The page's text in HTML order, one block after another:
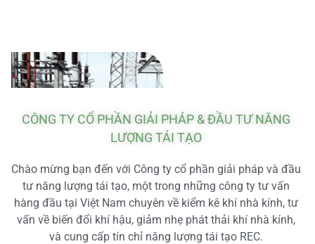
CÔNG TY CỔ PHẦN GIẢI PHÁP & ĐẦU TƯ NĂNG
LƯỢNG TÁI TẠO
Chào mừng bạn đến với Công ty cổ phần giải pháp và đầu
tư năng lượng tái tạo, một trong những công ty tư vấn
hàng đầu tại Việt Nam chuyên về kiểm kê khí nhà kính, tư
vấn về biến đổi khí hậu, giảm nhẹ phát thải khí nhà kính,
và cung cấp tín chỉ năng lượng tái tạo REC.